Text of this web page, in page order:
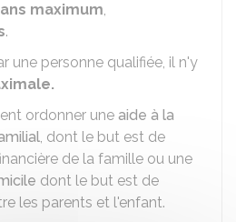
maximum,
.
une personne qualifiée, il n'y
ordonner une aide à la
, dont le but est de
de la famille ou une
dont le but est de
les parents et l'enfant.